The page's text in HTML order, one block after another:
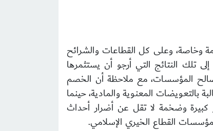
وخاصة، وعلى كل القطاعات والشرائح
تلك النتائج التي أرجو أن يستثمرها
لصالح المؤسسات، مع ملاحظة أن الخصم
المعنوية والمادية، حينما
كبيرة وضخمة لا تقل عن أضرار أحداث
القطاع الخيري الإسلامي.